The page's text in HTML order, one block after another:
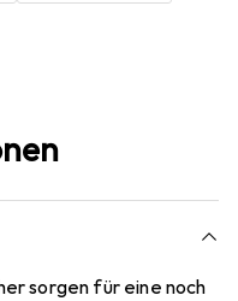
sorgen für eine noch